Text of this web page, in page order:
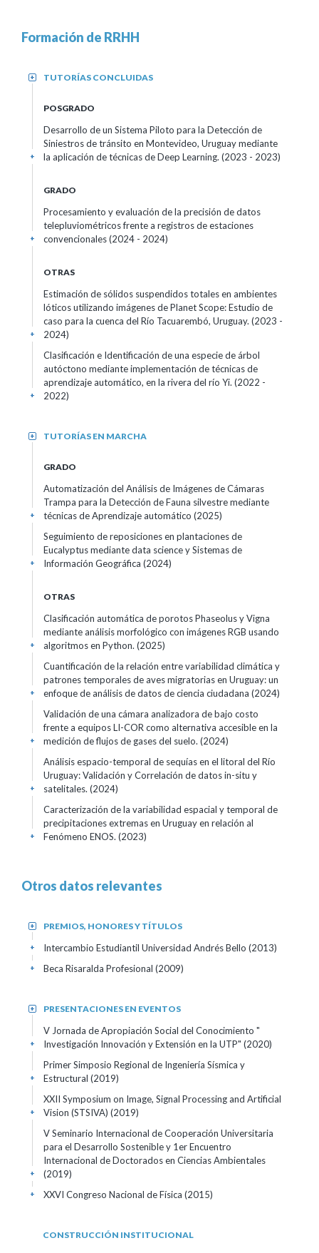
Formación de RRHH
TUTORÍAS CONCLUIDAS
+
POSGRADO
Desarrollo de un Sistema Piloto para la Detección de
Siniestros de tránsito en Montevideo, Uruguay mediante
la aplicación de técnicas de Deep Learning. (2023 - 2023)
+
GRADO
Procesamiento y evaluación de la precisión de datos
telepluviométricos frente a registros de estaciones
convencionales(2024 - 2024)
+
OTRAS
Estimación de sólidos suspendidos totales en ambientes
lóticos utilizando imágenes de Planet Scope: Estudio de
caso para la cuenca del Río Tacuarembó, Uruguay. (2023 -
2024)
+
Clasificación e Identificación de una especie de árbol
autóctono mediante implementación de técnicas de
aprendizaje automático, en la rivera del río Yi. (2022 -
2022)
+
TUTORÍAS EN MARCHA
+
GRADO
Automatización del Análisis de Imágenes de Cámaras
Trampa para la Detección de Fauna silvestre mediante
técnicas de Aprendizaje automático (2025)
+
Seguimiento de reposiciones en plantaciones de
Eucalyptus mediante data science y Sistemas de
Información Geográfica (2024)
+
OTRAS
Clasificación automática de porotos Phaseolus y Vigna
mediante análisis morfológico con imágenes RGB usando
algoritmos en Python. (2025)
+
Cuantificación de la relación entre variabilidad climática y
patrones temporales de aves migratorias en Uruguay: un
enfoque de análisis de datos de ciencia ciudadana (2024)
+
Validación de una cámara analizadora de bajo costo
frente a equipos LI-COR como alternativa accesible en la
medición de flujos de gases del suelo. (2024)
+
Análisis espacio-temporal de sequías en el litoral del Río
Uruguay: Validación y Correlación de datos in-situ y
satelitales. (2024)
+
Caracterización de la variabilidad espacial y temporal de
precipitaciones extremas en Uruguay en relación al
Fenómeno ENOS. (2023)
+
Otros datos relevantes
PREMIOS, HONORES Y TÍTULOS
+
Intercambio Estudiantil Universidad Andrés Bello (2013)
+
Beca Risaralda Profesional (2009)
+
PRESENTACIONES EN EVENTOS
+
V Jornada de Apropiación Social del Conocimiento "
Investigación Innovación y Extensión en la UTP" (2020)
+
Primer Simposio Regional de Ingeniería Sísmica y
Estructural (2019)
+
XXII Symposium on Image, Signal Processing and Artificial
Vision (STSIVA) (2019)
+
V Seminario Internacional de Cooperación Universitaria
para el Desarrollo Sostenible y 1er Encuentro
Internacional de Doctorados en Ciencias Ambientales
(2019)
+
XXVI Congreso Nacional de Física (2015)
+
CONSTRUCCIÓN INSTITUCIONAL